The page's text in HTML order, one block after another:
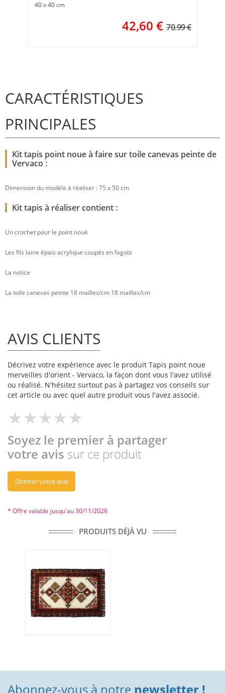
40 x 40 cm
42,60 € 70.99 €
CARACTÉRISTIQUES
PRINCIPALES
Kit tapis point noue à faire sur toile canevas peinte de
Vervaco :
Dimension du modèle à réaliser : 75 x 50 cm
Kit tapis à réaliser contient :
Un crochet pour le point noué
Les fils laine épais acrylique coupés en fagots
La notice
La toile canevas peinte 18 mailles/cm 18 mailles/cm
AVIS CLIENTS
Décrivez votre expérience avec le produit Tapis point noue
merveilles d'orient - Vervaco, la façon dont vous l'avez utilisé
ou réalisé. N'hésitez surtout pas à partagez vos conseils sur
cet article ou avec quel autre produit vous l'avez associé.
Soyez le premier à partager
votre avis sur ce produit
Donner votre avis
* Offre valable jusqu'au 30/11/2026
PRODUITS DÉJÀ VU
Abonnez-vous à notre newsletter !